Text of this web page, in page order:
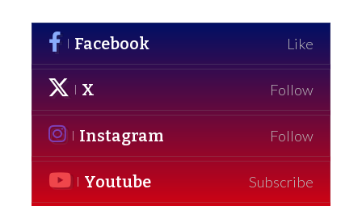
Facebook Like
X Follow
Instagram Follow
Youtube Subscribe